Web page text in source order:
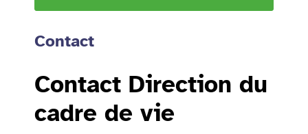
Contact
Contact Direction du
cadre de vie